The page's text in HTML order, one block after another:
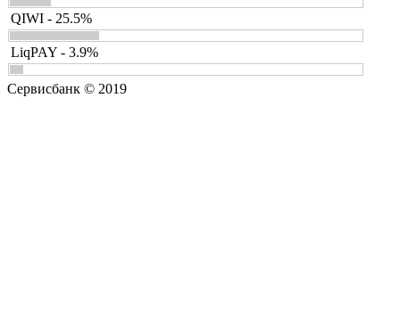
QIWI - 25.5%
LiqPAY - 3.9%
Сервисбанк © 2019